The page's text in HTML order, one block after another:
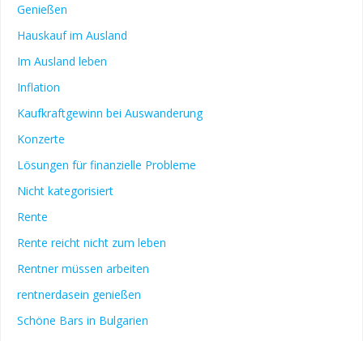
Genießen
Hauskauf im Ausland
Im Ausland leben
Inflation
Kaufkraftgewinn bei Auswanderung
Konzerte
Lösungen für finanzielle Probleme
Nicht kategorisiert
Rente
Rente reicht nicht zum leben
Rentner müssen arbeiten
rentnerdasein genießen
Schöne Bars in Bulgarien